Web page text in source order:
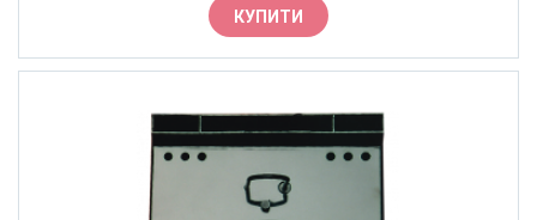
Посуд оцинкований
Приладдя для письма та креслення
Продукти харчування
КУПИТИ